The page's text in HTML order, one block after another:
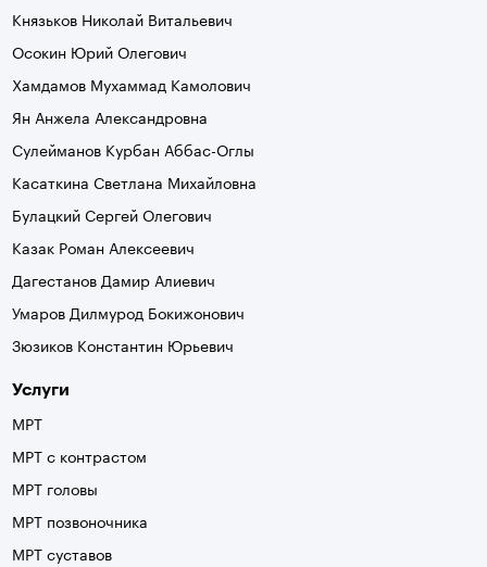
Князьков Николай Витальевич
Осокин Юрий Олегович
Хамдамов Мухаммад Камолович
Ян Анжела Александровна
Сулейманов Курбан Аббас-Оглы
Касаткина Светлана Михайловна
Булацкий Сергей Олегович
Казак Роман Алексеевич
Дагестанов Дамир Алиевич
Умаров Дилмурод Бокижонович
Зюзиков Константин Юрьевич
Услуги
МРТ
МРТ с контрастом
МРТ головы
МРТ позвоночника
МРТ суставов